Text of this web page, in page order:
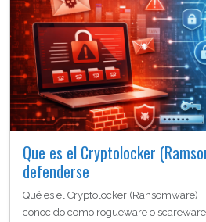
Que es el Cryptolocker
defenderse
Qué es el Cryptolocker
conocido como rogueware o